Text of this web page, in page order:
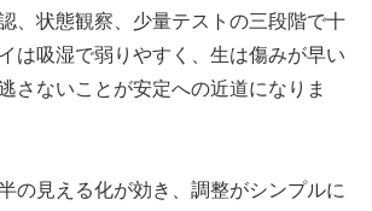
、状態観察、少量テストの三段階で十
は吸湿で弱りやすく、生は傷みが早い
さないことが安定への近道になりま
の見える化が効き、調整がシンプルに